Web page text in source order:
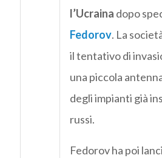
l’Ucraina dopo
Fedorov. La
il tentativo di
una piccola
degli impianti già
russi.
Fedorov ha poi